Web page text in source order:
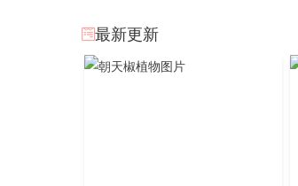
最新更新